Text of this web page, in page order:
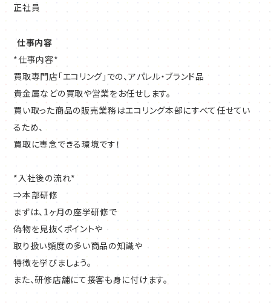
Aさん（入社5年目／32歳／店長）：賞与150万円（半期）
Bさん（入社3年目／26歳／店長）：賞与140万円（半期）
「頑張っても評価されない」という環境から転職してきた社員も多
数活躍中です。
当社は“寄り添う接客”を大切にしており、
ブランド品の知識や鑑定スキルも入社後に基礎から習得できま
す。
未経験スタートは9割以上。経験ではなく人柄と意欲を重視した
採用です。
あなたの新しい挑戦を、私たちが全力でサポート！
特徴を学びましょう。
また、研修店舗にて接客も身に付けます。
⇒ひとり立ちへ
店舗配属後は数日間のOJTを通して、
仕事の流れを掴みます。
手元のカメラで写しながら、
経験豊富な鑑定士と一緒に
査定を行いますので安心です！
正社員
仕事内容
*仕事内容*
買取専門店「エコリング」での、アパレル・ブランド品
貴金属などの買取や営業をお任せします。
買い取った商品の販売業務はエコリング本部にすべて任せてい
るため、
買取に専念できる環境です！
*入社後の流れ*
⇒本部研修
まずは、1ヶ月の座学研修で
偽物を見抜くポイントや
取り扱い頻度の多い商品の知識や
特徴を学びましょう。
また、研修店舗にて接客も身に付けます。